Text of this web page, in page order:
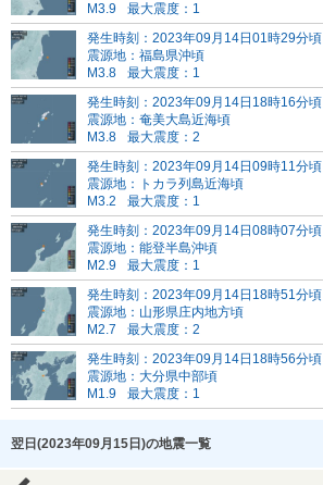
M3.9
最大震度：1
発生時刻：2023年09月14日01時29分頃
震源地：福島県沖頃
M3.8
最大震度：1
発生時刻：2023年09月14日18時16分頃
震源地：奄美大島近海頃
M3.8
最大震度：2
発生時刻：2023年09月14日09時11分頃
震源地：トカラ列島近海頃
M3.2
最大震度：1
発生時刻：2023年09月14日08時07分頃
震源地：能登半島沖頃
M2.9
最大震度：1
発生時刻：2023年09月14日18時51分頃
震源地：山形県庄内地方頃
M2.7
最大震度：2
発生時刻：2023年09月14日18時56分頃
震源地：大分県中部頃
M1.9
最大震度：1
翌日(2023年09月15日)の地震一覧